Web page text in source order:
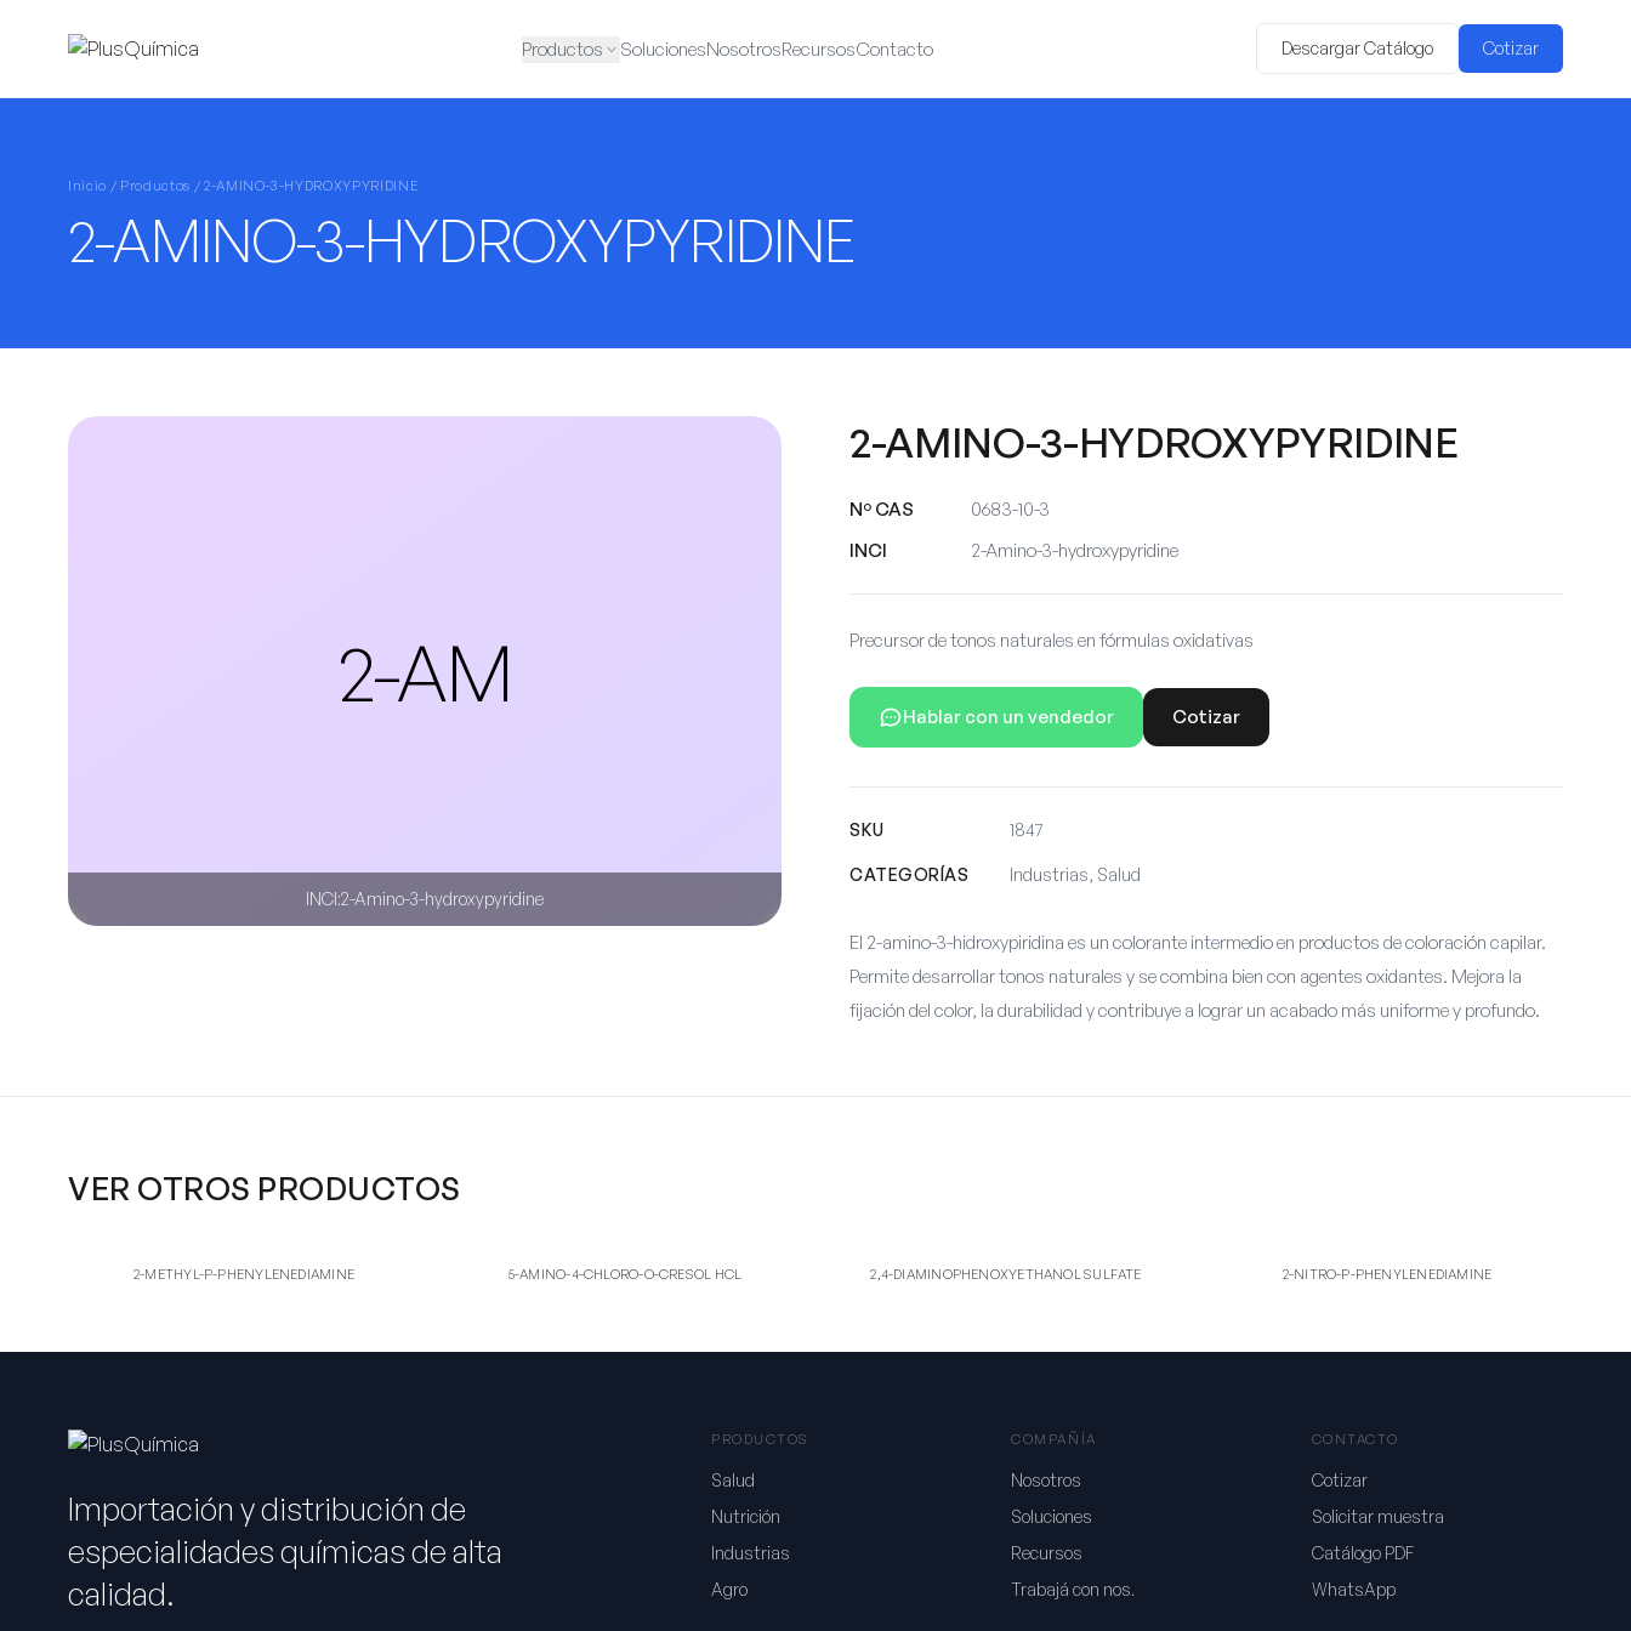
Productos SolucionesNosotrosRecursosContacto Descargar Catálogo Cotizar
Inicio / Productos / 2-AMINO-3-HYDROXYPYRIDINE
2-AMINO-3-HYDROXYPYRIDINE
2-AM
INCI:2-Amino-3-hydroxypyridine
2-AMINO-3-HYDROXYPYRIDINE
Nº CAS
0683-10-3
INCI
2-Amino-3-hydroxypyridine
Precursor de tonos naturales en fórmulas oxidativas
Hablar con un vendedor Cotizar
SKU 1847
CATEGORÍAS Industrias, Salud
El 2-amino-3-hidroxypiridina es un colorante intermedio en productos de coloración capilar.
Permite desarrollar tonos naturales y se combina bien con agentes oxidantes. Mejora la
fijación del color, la durabilidad y contribuye a lograr un acabado más uniforme y profundo.
VER OTROS PRODUCTOS
2-ME
2-METHYL-P-PHENYLENEDIAMINE 5H
5-AMINO-4-CHLORO-O-CRESOL HCL 2S
2,4-DIAMINOPHENOXYETHANOL SULFATE 2-NI
2-NITRO-P-PHENYLENEDIAMINE
Importación y distribución de
especialidades químicas de alta
calidad.
PRODUCTOS
Salud
Nutrición
Industrias
Agro
COMPAÑÍA
Nosotros
Soluciones
Recursos
Trabajá con nos.
CONTACTO
Cotizar
Solicitar muestra
Catálogo PDF
WhatsApp